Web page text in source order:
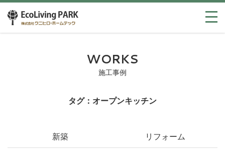
WORKS
施工事例
タグ：オープンキッチン
新築 リフォーム